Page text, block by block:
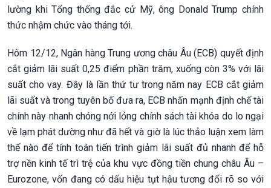
lường khi Tổng thống đắc cử Mỹ, ông Donald Trump chính
thức nhậm chức vào tháng tới.
Hôm 12/12, Ngân hàng Trung ương châu Âu (ECB) quyết định
cắt giảm lãi suất 0,25 điểm phần trăm, xuống còn 3% với lãi
suất cho vay. Đây là lần thứ tư trong năm nay ECB cắt giảm
lãi suất và trong tuyên bố đưa ra, ECB nhấn mạnh định chế tài
chính này nhanh chóng nới lỏng chính sách tài khóa do lo ngại
về lạm phát dường như đã hết và giờ là lúc thảo luận xem làm
thế nào để tính toán tiến trình giảm lãi suất đủ nhanh để hỗ
trợ nền kinh tế trì trệ của khu vực đồng tiền chung châu Âu –
Eurozone, vốn đang có dấu hiệu tụt hậu tương đối rõ so với